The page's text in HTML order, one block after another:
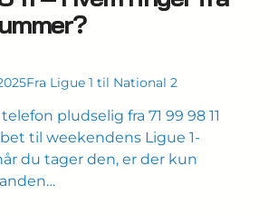
Fra Ligue 1 til National 2
pludselig fra 71 99 98 11
til weekendens Ligue 1-
du tager den, er der kun